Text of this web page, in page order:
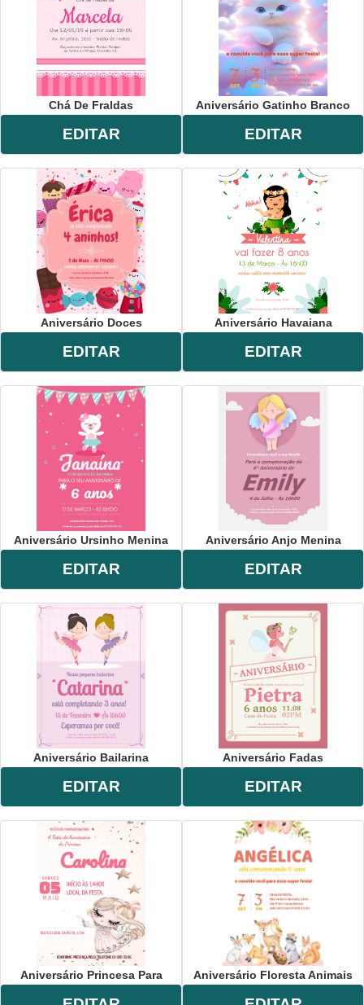
Chá De Fraldas
EDITAR
Aniversário Gatinho Branco
EDITAR
Aniversário Doces
EDITAR
Aniversário Havaiana
EDITAR
Aniversário Ursinho Menina
EDITAR
Aniversário Anjo Menina
EDITAR
Aniversário Bailarina
EDITAR
Aniversário Fadas
EDITAR
Aniversário Princesa Para Aniversário Floresta Animais